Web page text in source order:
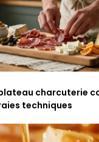
charcuterie
techniques